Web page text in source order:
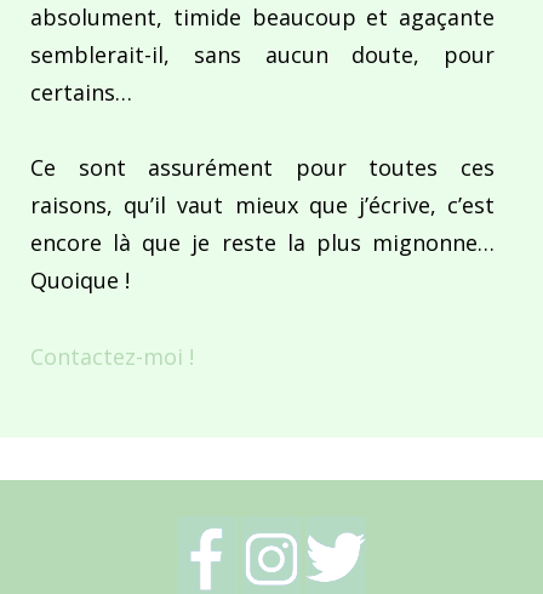
absolument, timide beaucoup et agaçante
semblerait-il, sans aucun doute, pour
certains…
Ce sont assurément pour toutes ces
raisons, qu’il vaut mieux que j’écrive, c’est
encore là que je reste la plus mignonne…
Quoique !
Contactez-moi !